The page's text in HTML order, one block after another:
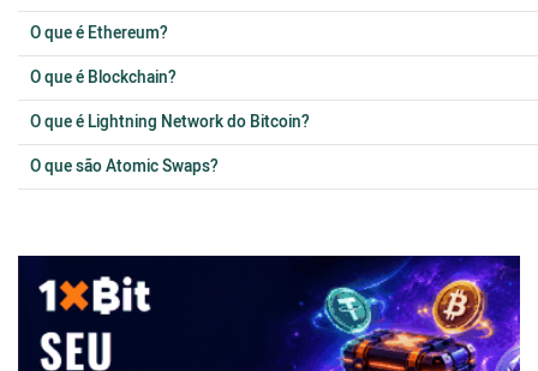
O que é Ethereum?
O que é Blockchain?
O que é Lightning Network do Bitcoin?
O que são Atomic Swaps?